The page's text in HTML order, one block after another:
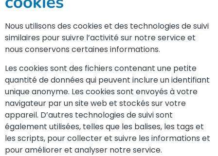
‍Nous utilisons des cookies et des technologies de suivi
similaires pour suivre l’activité sur notre service et
nous conservons certaines informations.
Les cookies sont des fichiers contenant une petite
quantité de données qui peuvent inclure un identifiant
unique anonyme. Les cookies sont envoyés à votre
navigateur par un site web et stockés sur votre
appareil. D’autres technologies de suivi sont
également utilisées, telles que les balises, les tags et
les scripts, pour collecter et suivre les informations et
pour améliorer et analyser notre service.